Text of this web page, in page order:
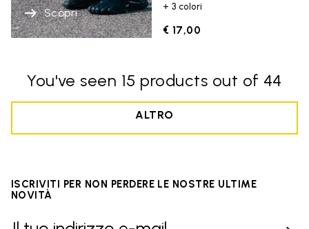
Scopri + 3 colori
€ 17,00
You've seen 15 products out of 44
ALTRO
ISCRIVITI PER NON PERDERE LE NOSTRE ULTIME
NOVITÀ